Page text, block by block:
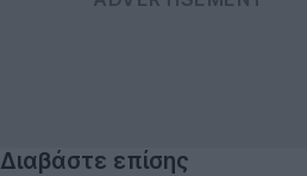
Διαβάστε επίσης